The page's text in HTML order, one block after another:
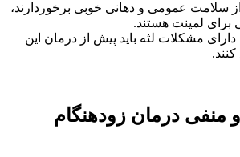
سلامت عمومی و دهانی خوبی برخوردارند،
برای لمینت هستند.
دارای مشکلات لثه باید پیش از درمان این
منفی درمان زودهنگام